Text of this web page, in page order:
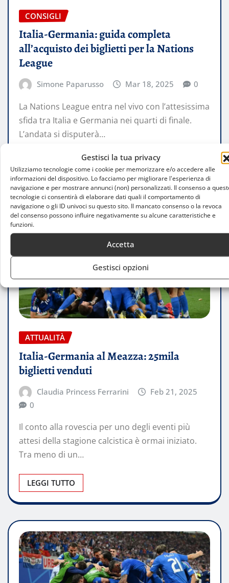
Gestisci la tua privacy
Utilizziamo tecnologie come i cookie per memorizzare e/o accedere alle
informazioni del dispositivo. Lo facciamo per migliorare l'esperienza di
navigazione e per mostrare annunci (non) personalizzati. Il consenso a
tecnologie ci consentirà di elaborare dati quali il comportamento di
navigazione o gli ID univoci su questo sito. Il mancato consenso o la revoca
del consenso possono influire negativamente su alcune caratteristiche e
funzioni.
Accetta
Gestisci opzioni
CONSIGLI
Italia-Germania: guida completa
all’acquisto dei biglietti per la Nations
League
Simone Paparusso Mar 18, 2025 0
La Nations League entra nel vivo con l’attesissima
sfida tra Italia e Germania nei quarti di finale.
L’andata si disputerà…
ATTUALITÀ
Italia-Germania al Meazza: 25mila
biglietti venduti
Claudia Princess Ferrarini
Feb 21, 2025
0
Il conto alla rovescia per uno degli eventi più
attesi della stagione calcistica è ormai iniziato.
Tra meno di un…
LEGGI TUTTO